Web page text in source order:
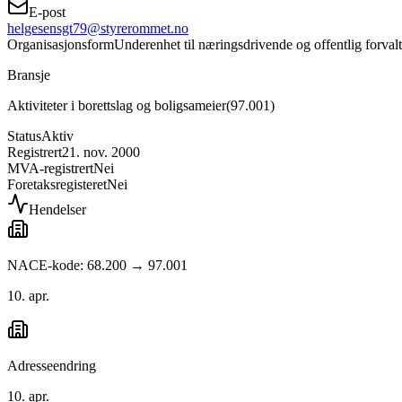
E-post
helgesensgt79@styrerommet.no
OrganisasjonsformUnderenhet til næringsdrivende og offentlig
Bransje
Aktiviteter i borettslag og boligsameier(97.001)
StatusAktiv
Registrert21. nov. 2000
MVA-registrertNei
ForetaksregisteretNei
Hendelser
NACE-kode: 68.200 → 97.001
10. apr.
Adresseendring
10. apr.